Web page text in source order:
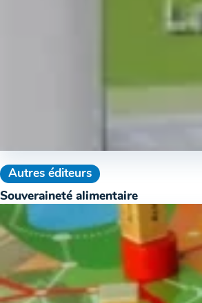
Autres éditeurs
Souveraineté alimentaire